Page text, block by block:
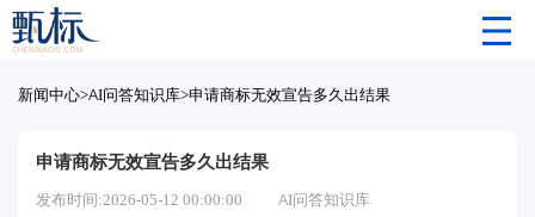
新闻中心>AI问答知识库>申请商标无效宣告多久出结果
申请商标无效宣告多久出结果
发布时间:2026-05-12 00:00:00 AI问答知识库